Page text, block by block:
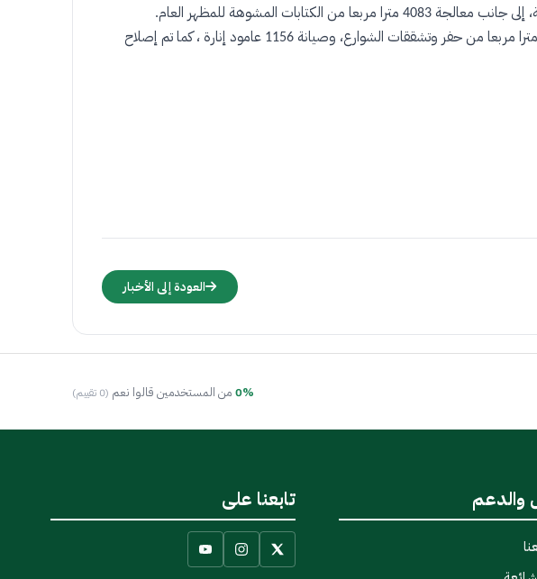
إلى جانب معالجة 4083 مترا مربعا من الكتابات المشوهة للمظهر العام.
مترا مربعا من حفر وتشققات الشوارع، وصيانة 1156 عامود إنارة ، كما تم إصلاح
العودة إلى الأخبار
0% من المستخدمين قالوا نعم (0 تقييم)
والدعم تابعنا على